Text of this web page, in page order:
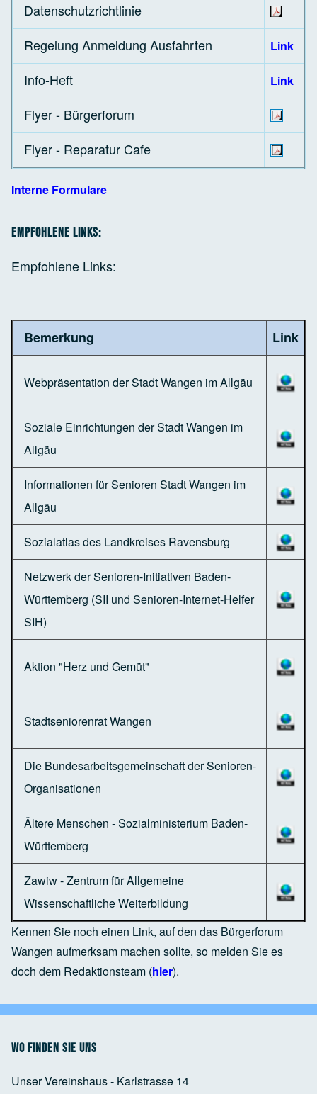
Datenschutzrichtlinie
Regelung Anmeldung Ausfahrten
Link
Info-Heft Link
Flyer - Bürgerforum
Flyer - Reparatur Cafe
Interne Formulare
Empfohlene Links:
Empfohlene Links:
Bemerkung Link
Webpräsentation der Stadt Wangen im Allgäu
Soziale Einrichtungen der Stadt Wangen im
Allgäu
Informationen für Senioren Stadt Wangen im
Allgäu
Sozialatlas des Landkreises Ravensburg
Netzwerk der Senioren-Initiativen Baden-
Württemberg (SII und Senioren-Internet-Helfer
SIH)
Aktion "Herz und Gemüt"
Stadtseniorenrat Wangen
Die Bundesarbeitsgemeinschaft der Senioren-
Organisationen
Ältere Menschen - Sozialministerium Baden-
Württemberg
Zawiw - Zentrum für Allgemeine
Wissenschaftliche Weiterbildung
Kennen Sie noch einen Link, auf den das Bürgerforum
Wangen aufmerksam machen sollte, so melden Sie es
doch dem Redaktionsteam (hier).
Wo finden Sie uns
Unser Vereinshaus - Karlstrasse 14